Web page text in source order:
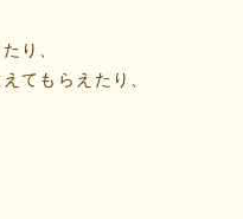
り、
てもらえたり、